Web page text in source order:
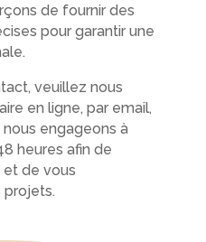
de fournir des
pour garantir une
veuillez nous
en ligne, par email,
engageons à
heures afin de
et de vous
projets.